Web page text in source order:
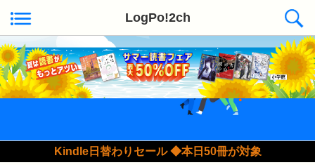
LogPo!2ch
Kindle日替わりセール ◆本日50冊が対象